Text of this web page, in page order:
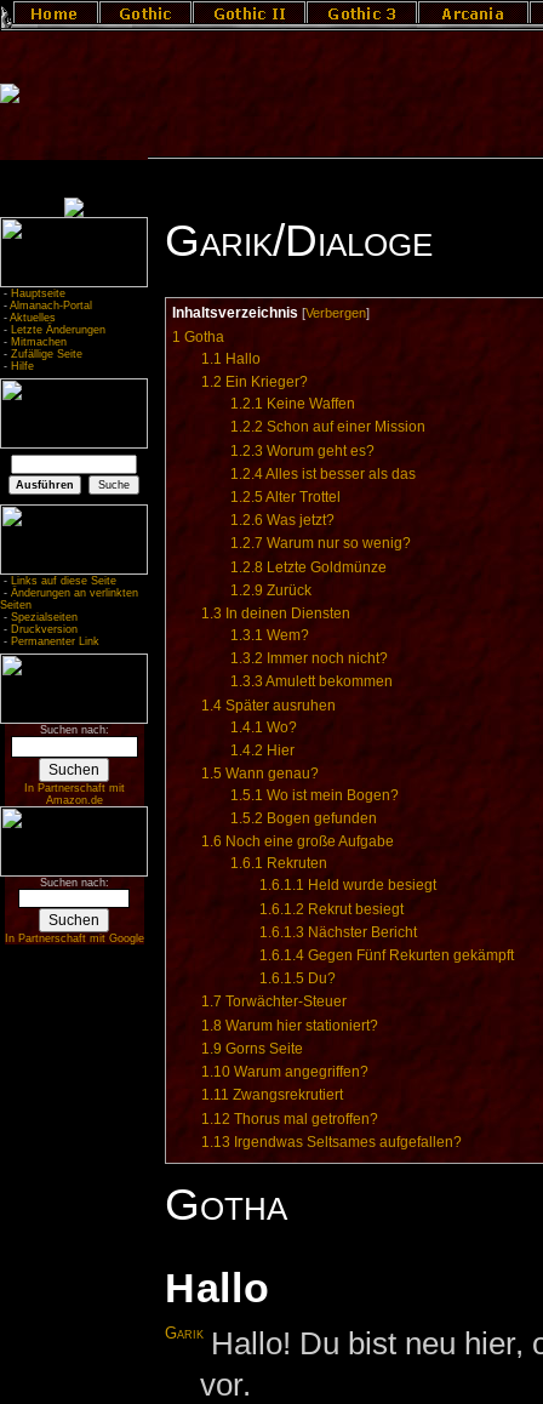
- Hauptseite
- Almanach-Portal
- Aktuelles
- Letzte Änderungen
- Mitmachen
- Zufällige Seite
- Hilfe
- Links auf diese Seite
- Änderungen an verlinkten
Seiten
- Spezialseiten
- Druckversion
- Permanenter Link
Suchen nach:
In Partnerschaft mit
Amazon.de
Suchen nach:
In Partnerschaft mit Google
Garik/Dialoge
Inhaltsverzeichnis [Verbergen]
1 Gotha
1.1 Hallo
1.2 Ein Krieger?
1.2.1 Keine Waffen
1.2.2 Schon auf einer Mission
1.2.3 Worum geht es?
1.2.4Alles ist besser als das
1.2.5 Alter Trottel
1.2.6 Was jetzt?
1.2.7 Warum nur so wenig?
1.2.8 Letzte Goldmünze
1.2.9 Zurück
1.3 In deinen Diensten
1.3.1 Wem?
1.3.2 Immer noch nicht?
1.3.3 Amulett bekommen
1.4 Später ausruhen
1.4.1 Wo?
1.4.2 Hier
1.5 Wann genau?
1.5.1 Wo ist mein Bogen?
1.5.2 Bogen gefunden
1.6 Noch eine große Aufgabe
1.6.1 Rekruten
1.6.1.1 Held wurde besiegt
1.6.1.2 Rekrut besiegt
1.6.1.3 Nächster Bericht
1.6.1.4 Gegen Fünf Rekurten gekämpft
1.6.1.5 Du?
1.7 Torwächter-Steuer
1.8 Warum hier stationiert?
1.9 Gorns Seite
1.10 Warum angegriffen?
1.11 Zwangsrekrutiert
1.12 Thorus mal getroffen?
1.13 Irgendwas Seltsames aufgefallen?
Gotha
Hallo
Garik Hallo! Du bist neu hier,
vor.